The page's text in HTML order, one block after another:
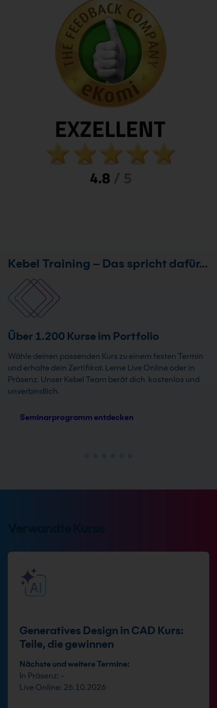
Kebel Training – Das spricht dafür…
Über 1.200 Kurse im Portfolio
Wähle deinen passenden Kurs zu einem festen Termin
und erhalte dein Zertifikat. Lerne Live Online oder in
Präsenz. Unser Kebel Team berät dich kostenlos und
unverbindlich.
Seminarprogramm entdecken
Generatives Design in CAD Kurs:
Teile, die gewinnen
Nächste und weitere Termine:
In Präsenz: -
Live Online: 26.10.2026